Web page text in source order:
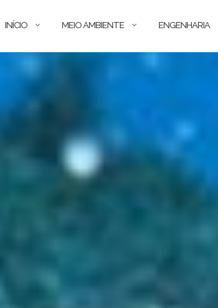
INÍCIO MEIO AMBIENTE ENGENHARIA